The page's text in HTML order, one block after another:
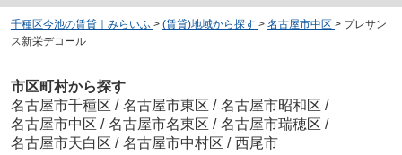
千種区今池の賃貸｜みらいふ > (賃貸)地域から探す > 名古屋市中区 > プレサン
ス新栄デコール
市区町村から探す
名古屋市千種区 / 名古屋市東区 / 名古屋市昭和区 /
名古屋市中区 / 名古屋市名東区 / 名古屋市瑞穂区 /
名古屋市天白区 / 名古屋市中村区 / 西尾市